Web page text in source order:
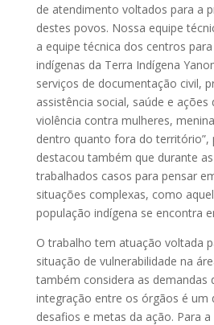
de atendimento voltados para a
destes povos. Nossa equipe
a equipe técnica dos centros
indígenas da Terra Indígena
serviços de documentação civil,
assistência social, saúde e
violência contra mulheres,
dentro quanto fora do território”,
destacou também que durante
trabalhados casos para pensar
situações complexas, como
população indígena se encontra
O trabalho tem atuação voltada
situação de vulnerabilidade na
também considera as demandas
integração entre os órgãos é um
desafios e metas da ação. Para